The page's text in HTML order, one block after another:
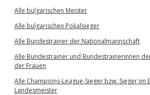
Alle bulgarischen Meister
Alle bulgarischen Pokalsieger
Alle Bundestrainer der Nationalmannschaft
Alle Bundestrainer und Bundestrainerinnen
der Frauen
Alle Champions-League-Sieger bzw. Sieger
Landesmeister